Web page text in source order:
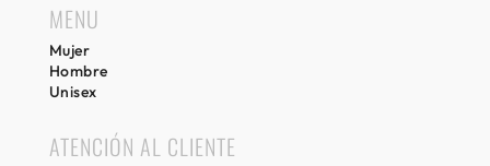
MENU
Mujer
Hombre
Unisex
ATENCIÓN AL CLIENTE